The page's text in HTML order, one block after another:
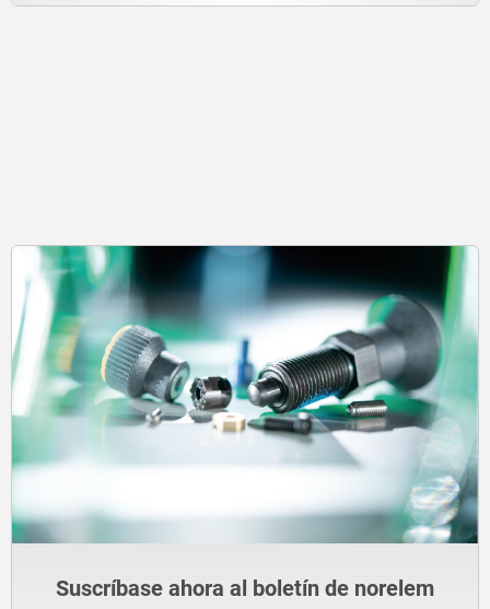
Suscríbase ahora al boletín de norelem